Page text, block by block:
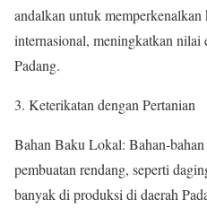
andalkan untuk
internasional, meningkatkan nilai
Padang.
3. Keterikatan dengan Pertanian
Bahan Baku Lokal: Bahan-
pembuatan rendang, seperti
banyak di produksi di daerah